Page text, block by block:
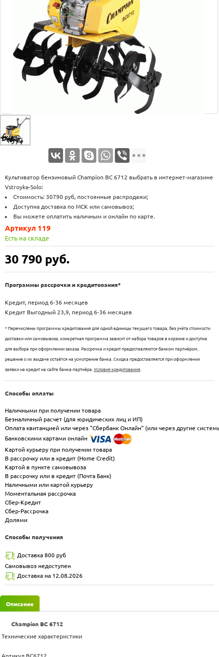
Акции
Контакты
Культиватор бензиновый Champion BC 6712 выбрать в интернет-магазине
Vstroyka-Solo:
Стоимость: 30790 руб, постоянные распродажи;
Доступна доставка по МСК или самовывоз;
Вы можете оплатить наличным и онлайн по карте.
30 790 руб.
Программы рассрочки и кредитования*
Кредит, период 6-36 месяцев
Кредит Выгодный 23,9, период 6-36 месяцев
* Перечислены программы кредитования для одной единицы текущего товара, без учёта стоимости
доставки или самовывоза, конкретная программа зависит от набора товаров в корзине и доступна
для выбора при оформлении заказа. Рассрочка и кредит предоставляются банком партнёром,
решение о их выдаче остаётся на усмотрение банка. Скидка предоставляется при оформлении
заявки на кредит на сайте банка-партнёра. Условия кредитования
Артикул 119
Есть на складе
Способы оплаты
Наличными при получении товара
Безналичный расчет (для юридических лиц и ИП)
Оплата квитанцией или через "Сбербанк Онлайн" (или через другие
Банковскими картами онлайн
Картой курьеру при получении товара
В рассрочку или в кредит (Home Credit)
Картой в пункте самовывоза
В рассрочку или в кредит (Почта Банк)
Наличными или картой курьеру
Моментальная рассрочка
Сбер-Кредит
Сбер-Рассрочка
Долями
Способы получения
Доставка 800 руб
Самовывоз недоступен
Доставка на 12.08.2026
Описание
Champion BC 6712
Технические характеристики